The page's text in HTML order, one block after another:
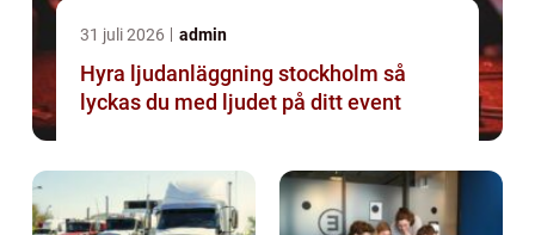
31 juli 2026 admin
Hyra ljudanläggning stockholm så
lyckas du med ljudet på ditt event